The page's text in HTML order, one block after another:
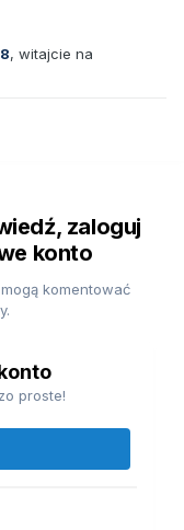
, witajcie na
zaloguj
konto
komentować
proste!